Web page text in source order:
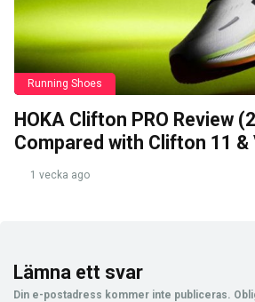
Running Shoes
HOKA Clifton PRO Review
Compared with Clifton 11
1 vecka ago
Lämna ett svar
Din e-postadress kommer inte publiceras.